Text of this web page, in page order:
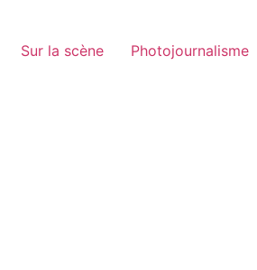
Sur la scène Photojournalisme